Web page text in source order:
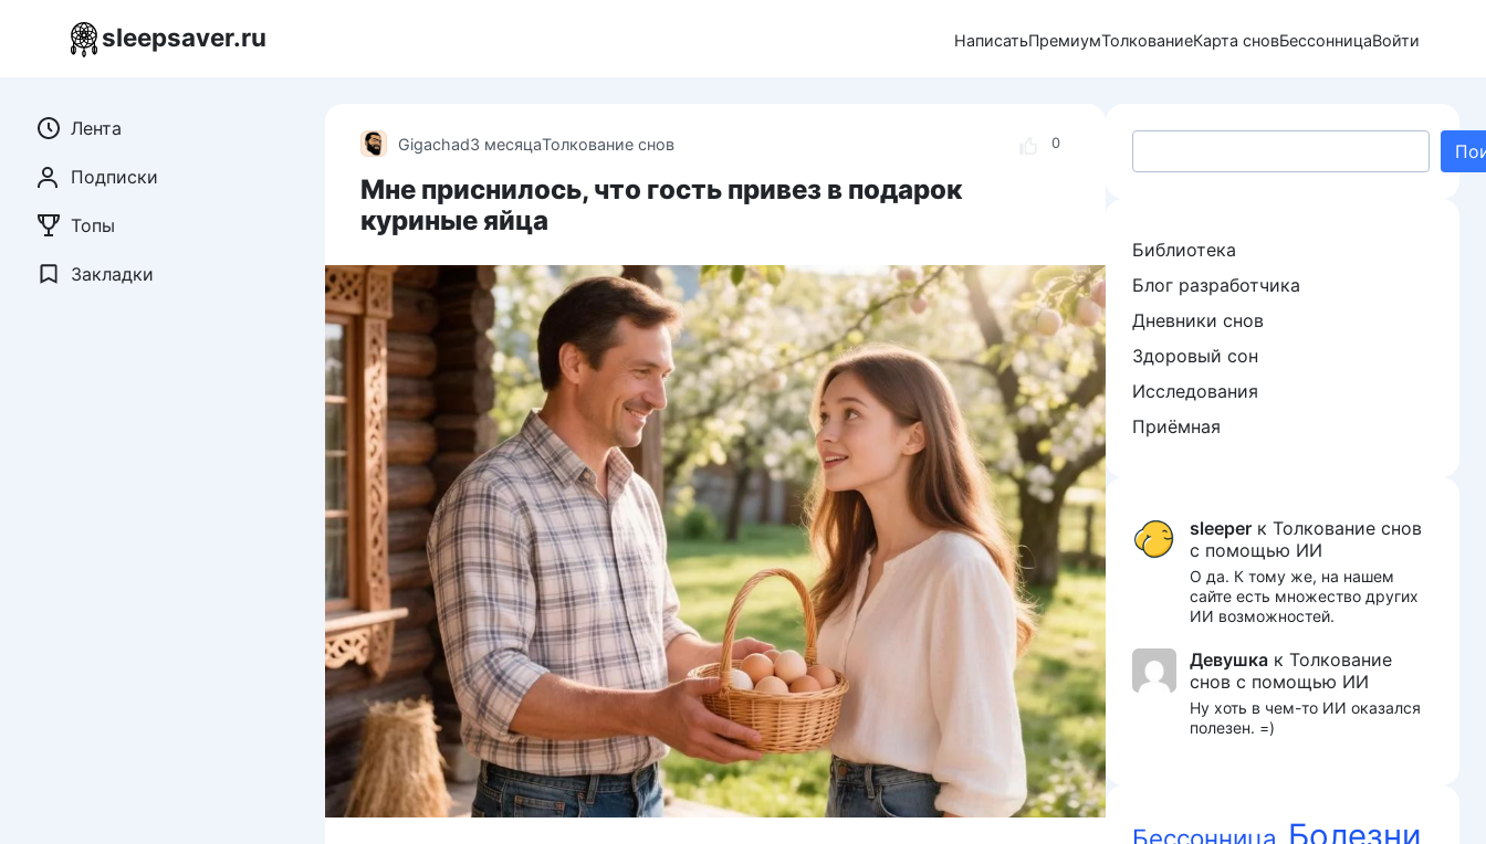
sleepsaver.ru НаписатьПремиумТолкованиеКарта сновБессонницаВойти
0
Gigachad3 месяцаТолкование снов
Мне приснилось, что гость привез в подарок
куриные яйца
Лента
Подписки
Топы
Закладки
Библиотека
Блог разработчика
Дневники снов
Здоровый сон
Исследования
Приёмная
sleeper к Толкование снов
с помощью ИИ
О да. К тому же, на нашем
сайте есть множество других
ИИ возможностей.
Девушка к Толкование
снов с помощью ИИ
Ну хоть в чем-то ИИ оказался
полезен. =)
Болезни